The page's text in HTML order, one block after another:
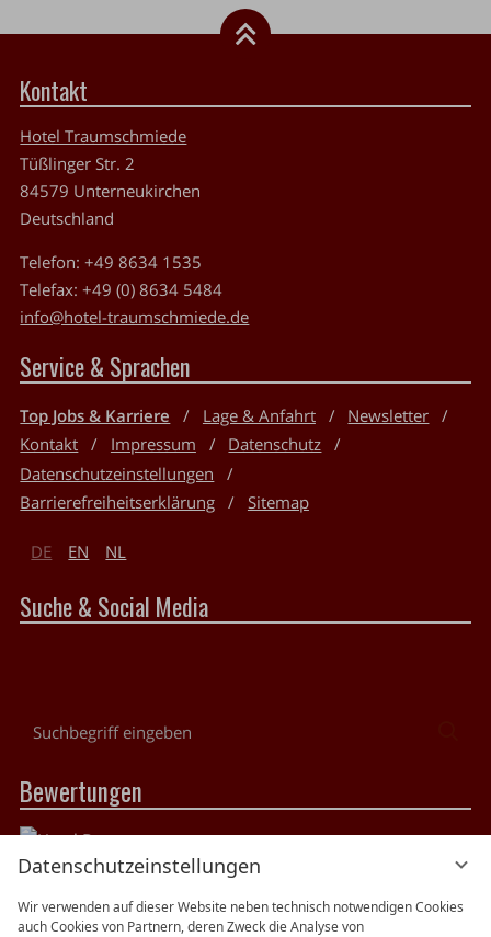
Datenschutzeinstellungen
Wir verwenden auf dieser Website neben technisch notwendigen Cookies
auch Cookies von Partnern, deren Zweck die Analyse von
Kontakt
Hotel Traumschmiede
Tüßlinger Str. 2
84579 Unterneukirchen
Deutschland
Telefon:+49 8634 1535
Telefax:+49 (0) 8634 5484
info@hotel-traumschmiede.de
Service & Sprachen
Top Jobs & Karriere Lage & Anfahrt
Newsletter
Kontakt
Impressum
Datenschutz
Datenschutzeinstellungen
Barrierefreiheitserklärung
Sitemap
DE EN NL
Suche & Social Media
eingeben
Bewertungen